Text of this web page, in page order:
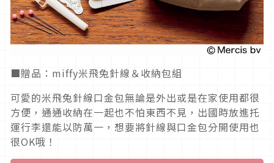
■贈品：miffy米飛兔針線＆收納包組
可愛的米飛兔針線口金包無論是外出或是在家使用都很
方便，通通收納在一起也不怕東西不見，出國時放進托
運行李還能以防萬一，想要將針線與口金包分開使用也
很OK哦！